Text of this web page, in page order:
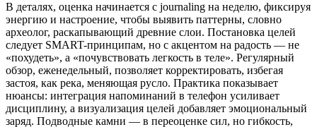
В деталях, оценка начинается с journaling на неделю, фиксируя
энергию и настроение, чтобы выявить паттерны, словно
археолог, раскапывающий древние слои. Постановка целей
следует SMART-принципам, но с акцентом на радость — не
«похудеть», а «почувствовать легкость в теле». Регулярный
обзор, еженедельный, позволяет корректировать, избегая
застоя, как река, меняющая русло. Практика показывает
нюансы: интеграция напоминаний в телефон усиливает
дисциплину, а визуализация целей добавляет эмоциональный
заряд. Подводные камни — в переоценке сил, но гибкость,